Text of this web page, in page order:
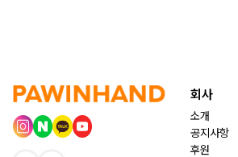
회사
소개
공지사항
후원